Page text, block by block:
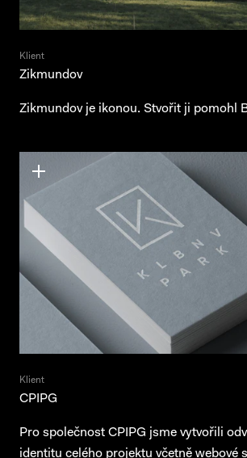
Behance
Behance Instagram
Instagram
Klient
Zikmundov
Zikmundov je ikonou. Stvořit ji pomohl
Klient
CPIPG
Pro společnost CPIPG jsme vytvořili
identitu celého projektu včetně webové